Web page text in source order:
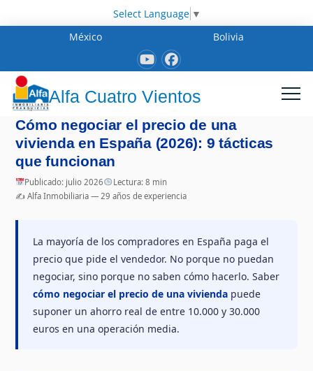
Select Language ▼
México
Bolivia
Alfa Cuatro Vientos
Cómo negociar el precio de una
vivienda en España (2026): 9 tácticas
que funcionan
Publicado: julio 2026
Lectura: 8 min
✍️ Alfa Inmobiliaria — 29 años de experiencia
La mayoría de los compradores en España paga el
precio que pide el vendedor. No porque no puedan
negociar, sino porque no saben cómo hacerlo. Saber
cómo negociar el precio de una vivienda puede
suponer un ahorro real de entre 10.000 y 30.000
euros en una operación media.